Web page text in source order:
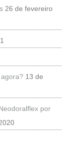
26 de fevereiro
13 de
por